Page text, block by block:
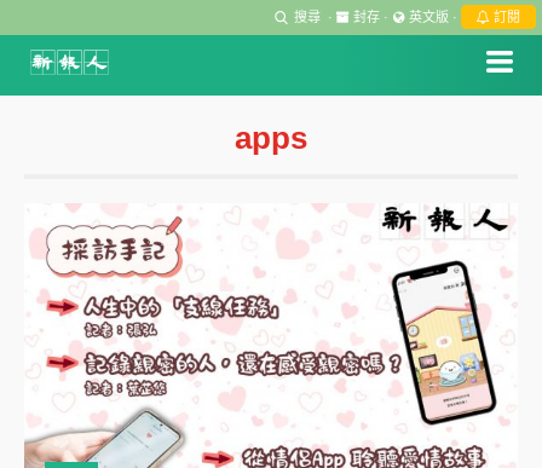
搜尋 · 封存 · 英文版 · 訂閱
apps